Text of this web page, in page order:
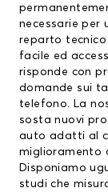
necessarie per
reparto
facile ed
risponde con
domande sui
telefono. La
sosta nuovi
auto adatti al
miglioramento
Disponiamo
studi che